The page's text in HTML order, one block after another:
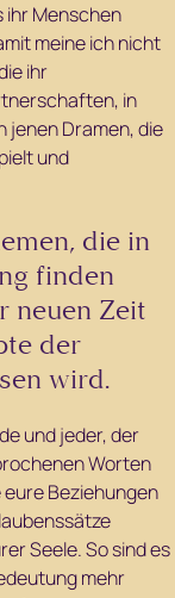
ihr Menschen
meine ich nicht
ihr
in
jenen Dramen, die
und
die in
finden
neuen Zeit
der
wird.
und jeder, der
Worten
Beziehungen
Seele. So sind es
mehr